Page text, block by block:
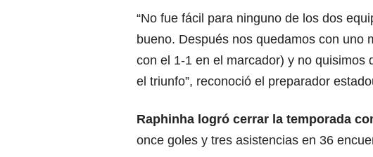
“No fue fácil para ninguno de los dos
bueno. Después nos quedamos con uno
con el 1-1 en el marcador) y no quisimos
el triunfo”, reconoció el preparador
Raphinha logró cerrar la temporada
once goles y tres asistencias en 36